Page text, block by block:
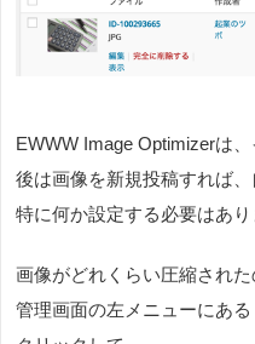
EWWW Image Optimizerは
後は画像を新規投稿すれば
特に何か設定する必要はあり
画像がどれくらい圧縮された
管理画面の左メニューにあ